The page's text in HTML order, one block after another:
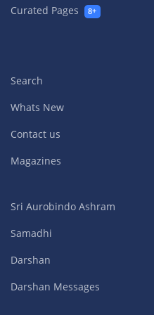
Curated Pages 8+
Search
Whats New
Contact us
Magazines
Sri Aurobindo Ashram
Samadhi
Darshan
Darshan Messages